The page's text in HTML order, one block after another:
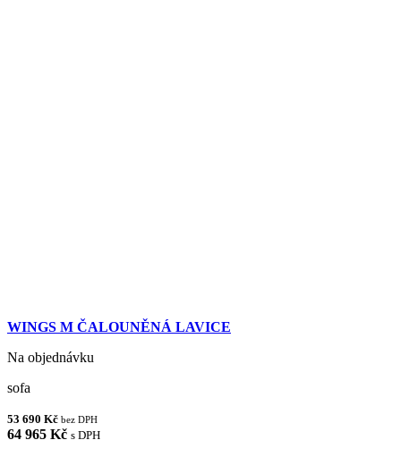
WINGS M ČALOUNĚNÁ LAVICE
Na objednávku
sofa
53 690 Kč bez DPH
64 965 Kč s DPH